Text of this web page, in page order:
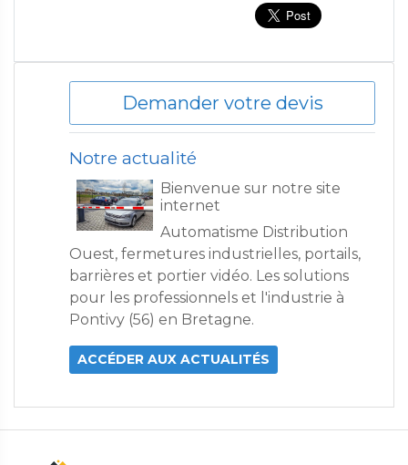
Demander votre devis
Notre actualité
Bienvenue sur notre site
internet
Automatisme Distribution
Ouest, fermetures industrielles, portails,
barrières et portier vidéo. Les solutions
pour les professionnels et l'industrie à
Pontivy (56) en Bretagne.
ACCÉDER AUX ACTUALITÉS